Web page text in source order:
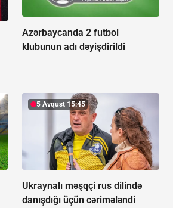
Azərbaycanda 2 futbol
klubunun adı dəyişdirildi
5 Avqust 15:45
Ukraynalı məşqçi rus dilində
danışdığı üçün cərimələndi